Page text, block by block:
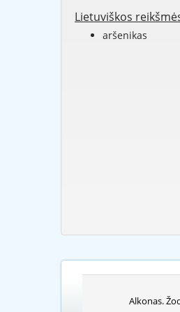
Lietuviškos
aršenikas
Alkonas.